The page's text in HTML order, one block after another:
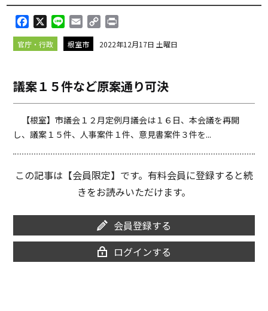
a
c
o
o
k
i
n
m
a
p
i
n
k
i
官庁・行政 根室市 2022年12月17日 土曜日
議案１５件など原案通り可決
【根室】市議会１２月定例月議会は１６日、本会議を再開
し、議案１５件、人事案件１件、意見書案件３件を...
この記事は【会員限定】です。有料会員に登録すると続
きをお読みいただけます。
会員登録する
ログインする